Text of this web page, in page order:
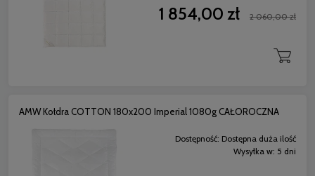
1 854,00 zł 2 060,00 zł
AMW Kołdra COTTON 180x200 Imperial 1080g CAŁOROCZNA
Dostępność: Dostępna duża ilość
Wysyłka w: 5 dni